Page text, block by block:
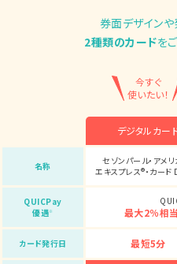
券面デザイン
2種類のカードを
今すぐ
使いたい！
デジタルカー
名称
セゾンパール・アメリ
エキスプレス®・カー
QUICPay
優遇※ 最大2％相
カード発行日 最短5分